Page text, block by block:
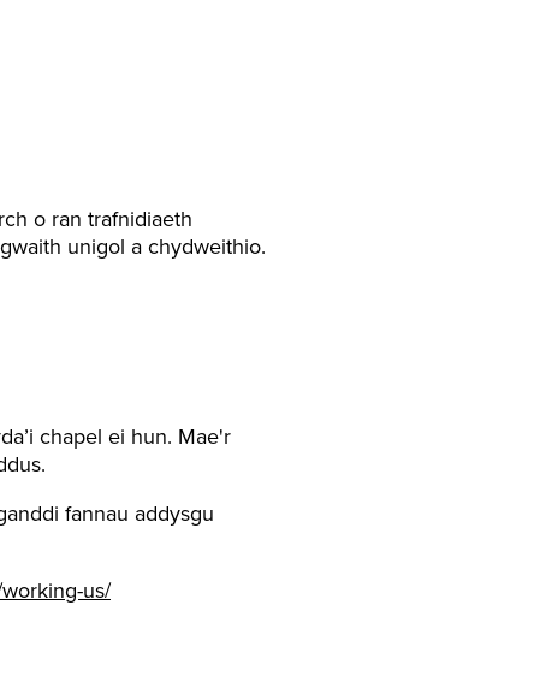
o ran trafnidiaeth
unigol a chydweithio.
chapel ei hun. Mae'r
fannau addysgu
us/